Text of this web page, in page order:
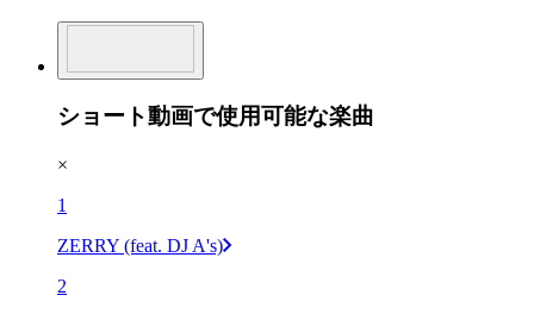
ショート動画で使用可能な楽曲
×
1
ZERRY (feat. DJ A's)
2